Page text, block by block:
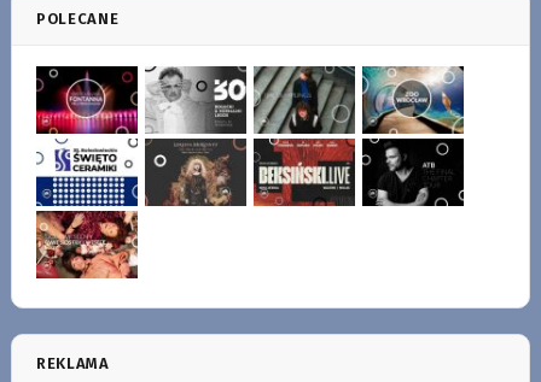
POLECANE
REKLAMA